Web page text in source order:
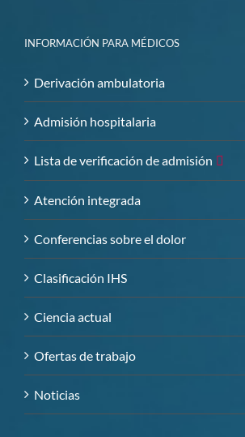
INFORMACIÓN PARA MÉDICOS
Derivación ambulatoria
Admisión hospitalaria
Lista de verificación de admisión
Atención integrada
Conferencias sobre el dolor
Clasificación IHS
Ciencia actual
Ofertas de trabajo
Noticias